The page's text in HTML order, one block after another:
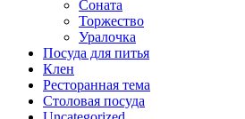
Соната
Торжество
Уралочка
Посуда для питья
Клен
Ресторанная тема
Столовая посуда